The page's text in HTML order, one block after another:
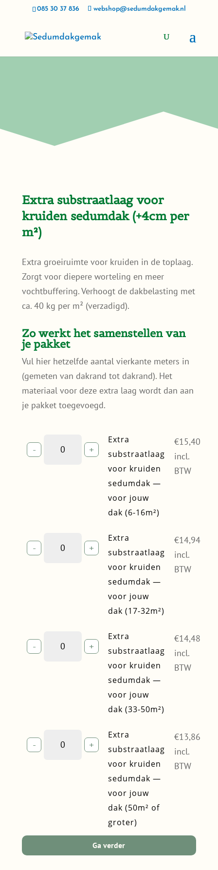
085 30 37 836 webshop@sedumdakgemak.nl
Extra substraatlaag voor
kruiden sedumdak (+4cm per
m²)
Extra groeiruimte voor kruiden in de toplaag.
Zorgt voor diepere worteling en meer
vochtbuffering. Verhoogt de dakbelasting met
ca. 40 kg per m² (verzadigd).
Zo werkt het samenstellen van
je pakket
Vul hier hetzelfde aantal vierkante meters in
(gemeten van dakrand tot dakrand). Het
materiaal voor deze extra laag wordt dan aan
je pakket toegevoegd.
-
Extra
substraatlaag
(6-
16m²)
+
Extra
substraatlaag
voor kruiden
sedumdak —
voor jouw
dak (6-16m²)
€15,40
incl.
BTW
-
Extra
substraatlaag
(17-
32m²)
+
Extra
substraatlaag
voor kruiden
sedumdak —
voor jouw
dak (17-32m²)
€14,94
incl.
BTW
-
Extra
substraatlaag
(33-
50m²)
+
Extra
substraatlaag
voor kruiden
sedumdak —
voor jouw
dak (33-50m²)
€14,48
incl.
BTW
-
Extra
substraatlaag
+
Extra
substraatlaag
voor kruiden
sedumdak —
voor jouw
dak (50m² of
groter)
€13,86
incl.
BTW
Ga verder